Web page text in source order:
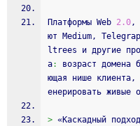
Платформы Web 2.0,
ют Medium,
ltrees и другие
а: возраст домена
ющая нише клиента,
енерировать живые
> «Каскадный